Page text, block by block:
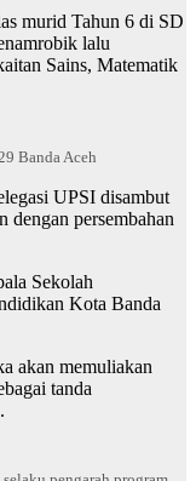
murid Tahun 6 di SD
lalu
Sains, Matematik
Banda Aceh
UPSI disambut
dengan persembahan
Sekolah
Kota Banda
akan memuliakan
tanda